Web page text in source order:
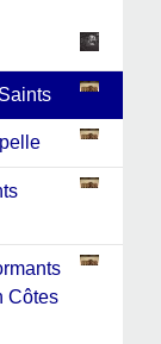
Côtes